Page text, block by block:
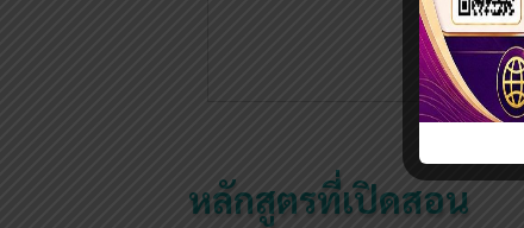
«
หลักสูตรที่เปิดสอน